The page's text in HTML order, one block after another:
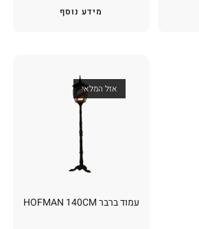
מידע נוסף
אזל המלאי
עמוד ברבר HOFMAN 140CM